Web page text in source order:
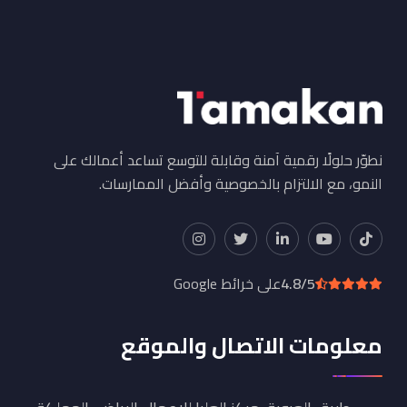
نطوّر حلولًا رقمية آمنة وقابلة للتوسع تساعد أعمالك على
النمو، مع الالتزام بالخصوصية وأفضل الممارسات.
4.8/5على خرائط Google
معلومات الاتصال والموقع